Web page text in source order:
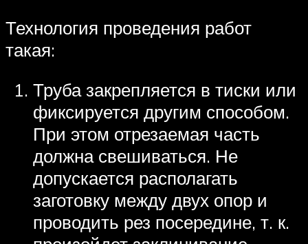
Технология проведения работ
такая:
Труба закрепляется в тиски или
фиксируется другим способом.
При этом отрезаемая часть
должна свешиваться. Не
допускается располагать
заготовку между двух опор и
проводить рез посередине, т. к.